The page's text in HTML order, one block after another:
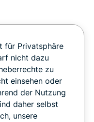
für Privatsphäre
nicht dazu
zu
einsehen oder
der Nutzung
daher selbst
unsere